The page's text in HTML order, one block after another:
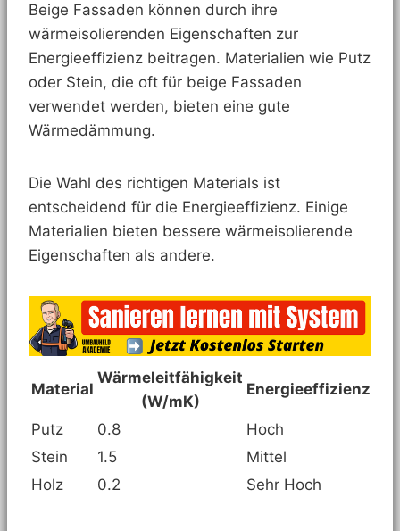
Beige Fassaden können durch ihre
wärmeisolierenden Eigenschaften zur
Energieeffizienz beitragen. Materialien wie Putz
oder Stein, die oft für beige Fassaden
verwendet werden, bieten eine gute
Wärmedämmung.
Die Wahl des richtigen Materials ist
entscheidend für die Energieeffizienz. Einige
Materialien bieten bessere wärmeisolierende
Eigenschaften als andere.
Material
Wärmeleitfähigkeit
(W/mK)
Energieeffizienz
Putz 0.8
Hoch
Stein
1.5
Mittel
Holz
0.2 Sehr Hoch